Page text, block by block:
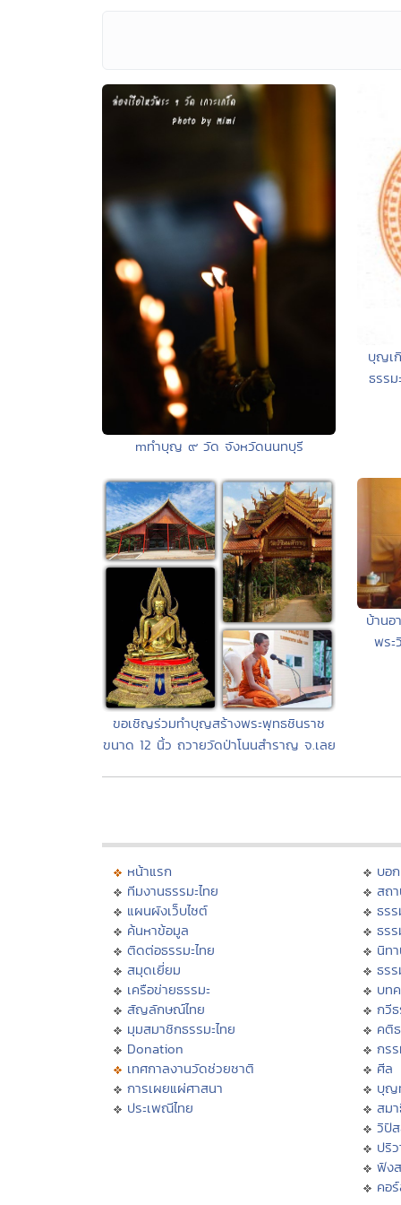
mทำบุญ ๙ วัด จังหวัดนนทบุรี
บุญเ
ธรร
ขอเชิญร่วมทำบุญสร้างพระพุทธชินราช
ขนาด 12 นิ้ว ถวายวัดป่าโนนสำราญ จ.เลย
บ้านอ
พร
หน้าแรก
ทีมงานธรรมะไทย
แผนผังเว็บไซต์
ค้นหาข้อมูล
ติดต่อธรรมะไทย
สมุดเยี่ยม
เครือข่ายธรรมะ
สัญลักษณ์ไทย
มุมสมาชิกธรรมะไทย
Donation
เทศกาลงานวัดช่วยชาติ
การเผยแผ่ศาสนา
ประเพณีไทย
บอ
สถ
ธร
ธร
นิท
ธร
บท
กวี
คติ
กร
ศีล
บุญ
สม
วิปั
ปริ
ฟัง
คอ